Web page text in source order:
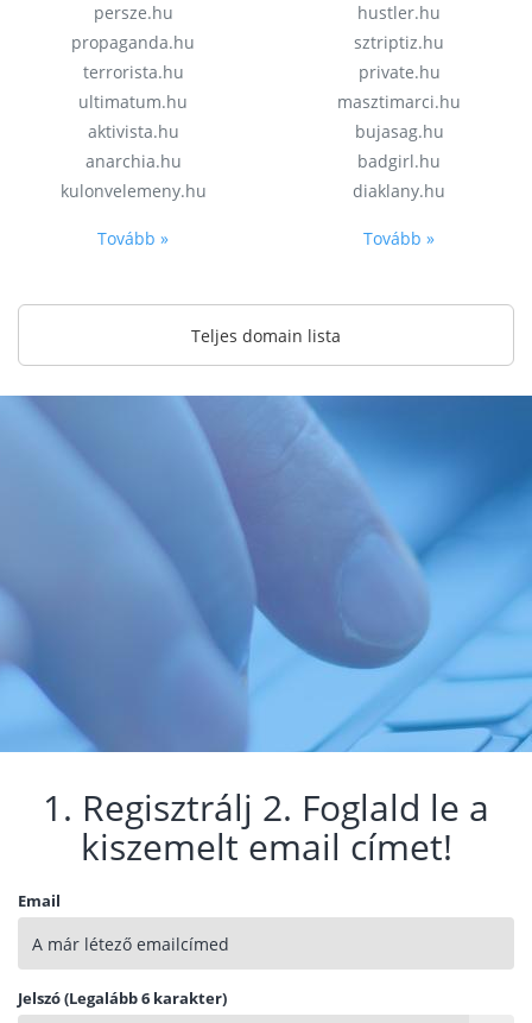
persze.hu
propaganda.hu
terrorista.hu
ultimatum.hu
aktivista.hu
anarchia.hu
kulonvelemeny.hu
Tovább »
hustler.hu
sztriptiz.hu
private.hu
masztimarci.hu
bujasag.hu
badgirl.hu
diaklany.hu
Tovább »
Teljes domain lista
1. Regisztrálj 2. Foglald le a
kiszemelt email címet!
Email
Jelszó (Legalább 6 karakter)